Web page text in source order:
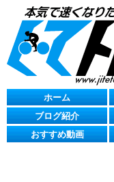
ホーム
ブログ紹介
おすすめ動画